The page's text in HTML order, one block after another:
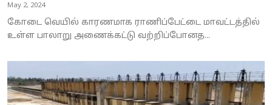
May 2, 2024
கோடை வெயில் காரணமாக ராணிப்பேட்டை மாவட்டத்தில்
உள்ள பாலாறு அணைக்கட்டு வற்றிப்போனத...